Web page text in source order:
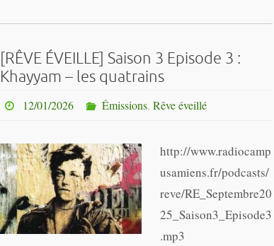
[RÊVE ÉVEILLE] Saison 3 Episode 3 :
Khayyam – les quatrains
12/01/2026 Émissions,Rêve éveillé
http://www.radiocamp
usamiens.fr/podcasts/
reve/RE_Septembre20
25_Saison3_Episode3
.mp3